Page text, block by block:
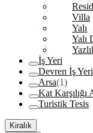
Villa
Yalı
Yalı
İş Yeri
Devren İş Yeri
Arsa(1)
Kat Karşılığı
Turistik Tesis
Kiralık